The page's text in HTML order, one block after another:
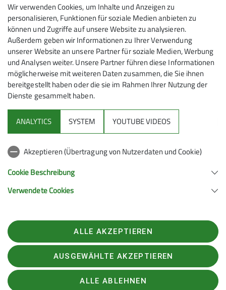
Mitmachen
Klettern
Service
63450 Hanau
Telefon +496181257071
Datenschutz-Einstellungen
Datenschutz
Wir verwenden Cookies, um Inhalte und Anzeigen zu
personalisieren, Funktionen für soziale Medien anbieten zu
können und Zugriffe auf unsere Website zu analysieren.
Außerdem geben wir Informationen zu Ihrer Verwendung
unserer Website an unsere Partner für soziale Medien, Werbung
und Analysen weiter. Unsere Partner führen diese Informationen
möglicherweise mit weiteren Daten zusammen, die Sie ihnen
bereitgestellt haben oder die sie im Rahmen Ihrer Nutzung der
Dienste gesammelt haben.
ANALYTICS SYSTEM YOUTUBE VIDEOS
Akzeptieren (Übertragung von Nutzerdaten und Cookie)
Cookie Beschreibung
Verwendete Cookies
ALLE AKZEPTIEREN
AUSGEWÄHLTE AKZEPTIEREN
ALLE ABLEHNEN